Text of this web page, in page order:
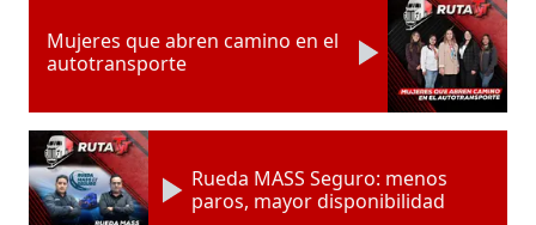
Mujeres que abren camino en el
autotransporte
Rueda MASS Seguro: menos
paros, mayor disponibilidad